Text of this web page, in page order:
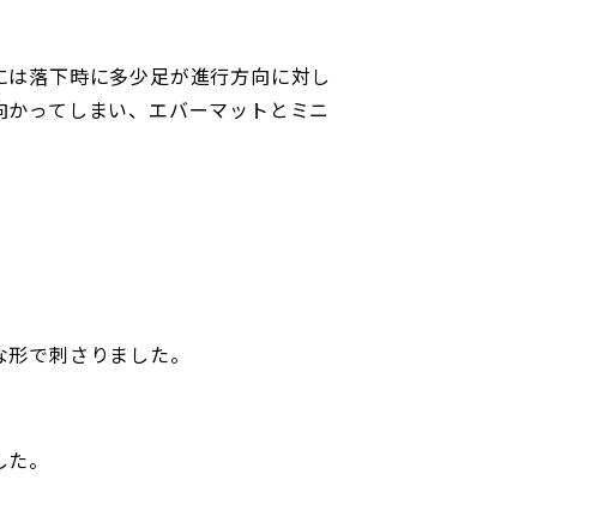
落下時に多少足が進行方向に対し
ってしまい、エバーマットとミニ
で刺さりました。
。